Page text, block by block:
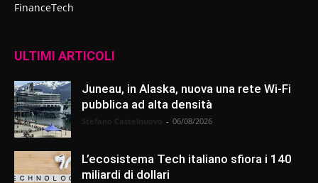
FinanceTech
ULTIMI ARTICOLI
Juneau, in Alaska, nuova una rete Wi-Fi
pubblica ad alta densità
- 06/08/2026
L’ecosistema Tech italiano sfiora i 140
miliardi di dollari